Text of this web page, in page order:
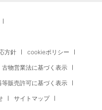
方針 cookieポリシー
古物営業法に基づく表示
販売許可に基づく表示
サイトマップ